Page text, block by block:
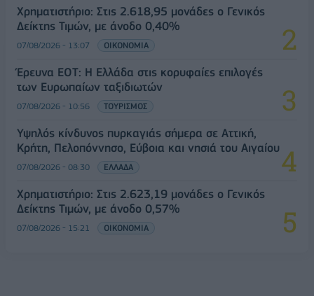
Χρηματιστήριο: Στις 2.618,95 μονάδες ο Γενικός
Δείκτης Τιμών, με άνοδο 0,40%
07/08/2026 - 13:07 ΟΙΚΟΝΟΜΙΑ
Έρευνα ΕΟΤ: Η Ελλάδα στις κορυφαίες επιλογές
των Ευρωπαίων ταξιδιωτών
07/08/2026 - 10:56 ΤΟΥΡΙΣΜΟΣ
Υψηλός κίνδυνος πυρκαγιάς σήμερα σε Αττική,
Κρήτη, Πελοπόννησο, Εύβοια και νησιά του Αιγαίου
07/08/2026 - 08:30 ΕΛΛΑΔΑ
Χρηματιστήριο: Στις 2.623,19 μονάδες ο Γενικός
Δείκτης Τιμών, με άνοδο 0,57%
07/08/2026 - 15:21 ΟΙΚΟΝΟΜΙΑ